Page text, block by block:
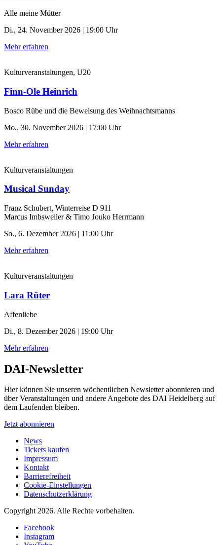
Alle meine Mütter
Di., 24. November 2026 | 19:00 Uhr
Mehr erfahren
Kulturveranstaltungen, U20
Finn-Ole Heinrich
Bosco Rübe und die Beweisung des Weihnachtsmanns
Mo., 30. November 2026 | 17:00 Uhr
Mehr erfahren
Kulturveranstaltungen
Musical Sunday
Franz Schubert, Winterreise D 911
Marcus Imbsweiler & Timo Jouko Herrmann
So., 6. Dezember 2026 | 11:00 Uhr
Mehr erfahren
Kulturveranstaltungen
Lara Rüter
Affenliebe
Di., 8. Dezember 2026 | 19:00 Uhr
Mehr erfahren
DAI-Newsletter
Hier können Sie unseren wöchentlichen Newsletter abonnieren und
über Veranstaltungen und andere Angebote des DAI Heidelberg auf
dem Laufenden bleiben.
Jetzt abonnieren
News
Tickets kaufen
Impressum
Kontakt
Barrierefreiheit
Cookie-Einstellungen
Datenschutzerklärung
Copyright 2026. Alle Rechte vorbehalten.
Facebook
Instagram